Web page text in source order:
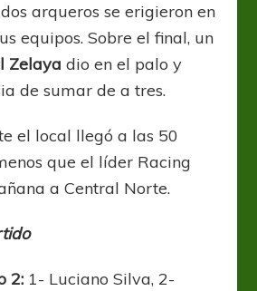
arqueros se erigieron en
equipos. Sobre el final, un
Zelaya dio en el palo y
de sumar de a tres.
el local llegó a las 50
que el líder Racing
a Central Norte.
2: 1- Luciano Silva, 2-